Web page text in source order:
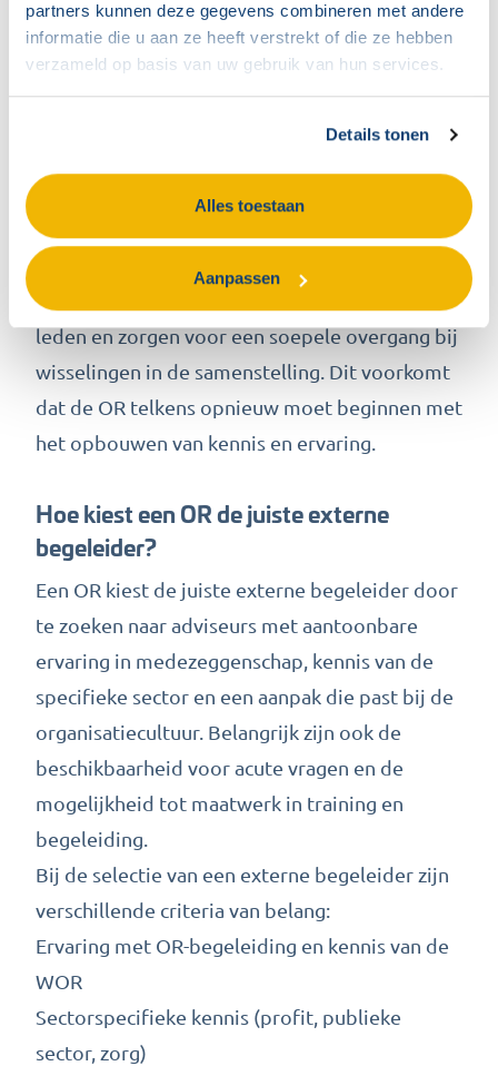
partners kunnen deze gegevens combineren met andere
informatie die u aan ze heeft verstrekt of die ze hebben
verzameld op basis van uw gebruik van hun services.
Details tonen
Alles toestaan
Aanpassen
zij tijdig en adequaat kunnen reageren op
voorstellen van de werkgever en welke
Externe begeleiding draagt ook bij aan de
kunnen kennis overdragen aan nieuwe OR-
leden en zorgen voor een soepele overgang bij
wisselingen in de samenstelling. Dit voorkomt
dat de OR telkens opnieuw moet beginnen met
het opbouwen van kennis en ervaring.
Hoe kiest een OR de juiste externe
begeleider?
Een OR kiest de juiste externe begeleider door
te zoeken naar adviseurs met aantoonbare
ervaring in medezeggenschap, kennis van de
specifieke sector en een aanpak die past bij de
organisatiecultuur. Belangrijk zijn ook de
beschikbaarheid voor acute vragen en de
mogelijkheid tot maatwerk in training en
begeleiding.
Bij de selectie van een externe begeleider zijn
verschillende criteria van belang:
Ervaring met OR-begeleiding en kennis van de
WOR
Sectorspecifieke kennis (profit, publieke
sector, zorg)